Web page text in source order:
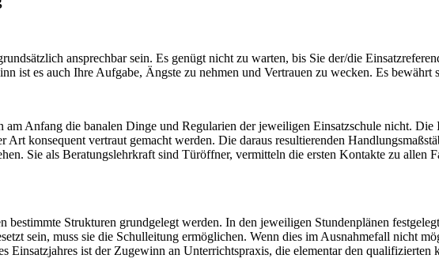
ansprechbar sein. Es genügt nicht zu warten, bis Sie der/die
ist es auch Ihre Aufgabe, Ängste zu nehmen und Vertrauen zu wecken. Es
am Anfang die banalen Dinge und Regularien der jeweiligen Einsatzschule nicht.
Art konsequent vertraut gemacht werden. Die daraus resultierenden
Sie als Beratungslehrkraft sind Türöffner, vermitteln die ersten Kontakte zu
bestimmte Strukturen grundge­legt werden. In den jeweiligen Stundenplänen
sein, muss sie die Schullei­tung ermöglichen. Wenn dies im Ausnahmefall nicht
Einsatzjahres ist der Zugewinn an Unterrichtspra­xis, die elementar den qualifizierten